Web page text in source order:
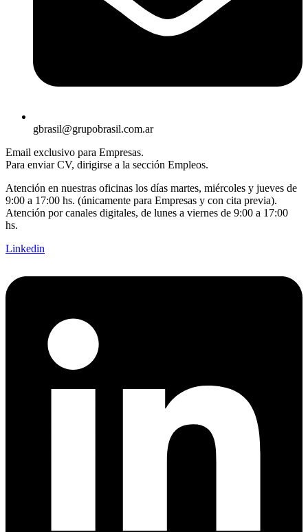
gbrasil@grupobrasil.com.ar
Email exclusivo para Empresas.
Para enviar CV, dirigirse a la sección Empleos.
Atención en nuestras oficinas los días martes, miércoles y jueves de
9:00 a 17:00 hs. (únicamente para Empresas y con cita previa).
Atención por canales digitales, de lunes a viernes de 9:00 a 17:00
hs.
Linkedin